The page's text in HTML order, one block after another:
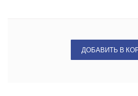
ДОБАВИТЬ В